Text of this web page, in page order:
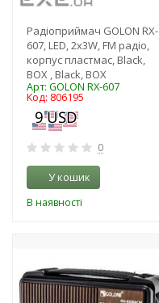
Радіоприймач GOLON RX-
607, LED, 2x3W, FM радіо,
корпус пластмас, Black,
BOX , Black, BOX
Арт: GOLON RX-607
Код: 806195
0
У кошик
В наявності